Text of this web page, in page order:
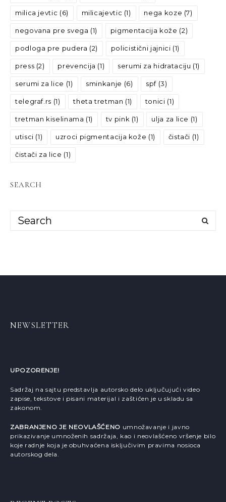
milica jevtic (6) milicajevtic (1) nega koze (7)
negovana pre svega (1) pigmentacija kože (2)
podloga pre pudera (2) policistični jajnici (1)
press (2) prevencija (1) serumi za hidrataciju (1)
serumi za lice (1) sminkanje (6) spf (3)
telegraf.rs (1) theta tretman (1) tonici (1)
tretman kiselinama (1) tv pink (1) ulja za lice (1)
utisci (1) uzroci pigmentacija kože (1) čistači (1)
čistači za lice (1)
SEARCH
NEWSLETTER
UPOZORENJE!
Sadržaj na sajtu predstavlja autorsko delo uključujući video
zapise, tekstove i pisani materijal i zaštićen je u skladu sa
zakonom.
ZABRANJENO JE NEOVLAŠĆENO umnožavanje i javno
prikazivanje umnoženih sadržaja, kao i neovlašćeno vršenje bilo
koje radnje koja je obuhvaćena isključivim pravima nosioca
autorskog dela.